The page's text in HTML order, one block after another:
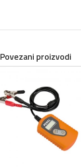
Povezani proizvodi